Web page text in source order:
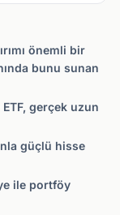
önemli bir
bunu sunan
gerçek uzun
güçlü hisse
ile portföy